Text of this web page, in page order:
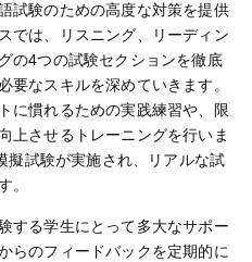
試験のための高度な対策を提供
では、リスニング、リーディン
の4つの試験セクションを徹底
要なスキルを深めていきます。
に慣れるための実践練習や、限
上させるトレーニングを行いま
擬試験が実施され、リアルな試
。
する学生にとって多大なサポー
らのフィードバックを定期的に